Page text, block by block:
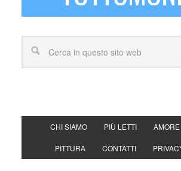
CHI SIAMO PIÙ LETTI AMORE
PITTURA CONTATTI